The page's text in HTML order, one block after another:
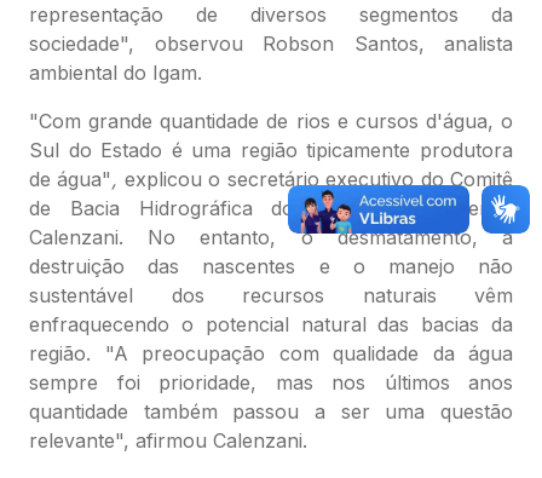
representação de diversos segmentos da
sociedade", observou Robson Santos, analista
ambiental do Igam.
"Com grande quantidade de rios e cursos d'água, o
Sul do Estado é uma região tipicamente produtora
de água", explicou o secretário executivo do Comitê
de Bacia Hidrográfica do Rio Verde, Valentin
Calenzani. No entanto, o desmatamento, a
destruição das nascentes e o manejo não
sustentável dos recursos naturais vêm
enfraquecendo o potencial natural das bacias da
região. "A
preocupação com qualidade da água
sempre foi prioridade, mas nos últimos anos
quantidade também passou a ser uma questão
relevante", afirmou Calenzani.